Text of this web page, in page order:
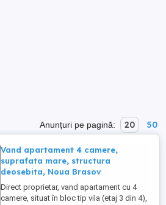
Anunțuri pe pagină: 20 50
Vand apartament 4 camere,
suprafata mare, structura
deosebita, Noua Brasov
Direct proprietar, vand apartament cu 4
camere, situat în bloc tip vila (etaj 3 din 4),